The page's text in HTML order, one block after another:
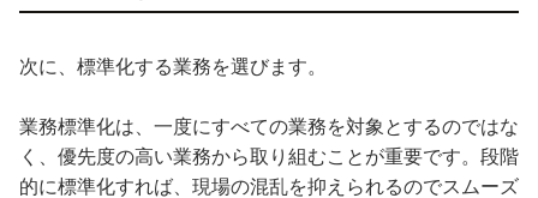
次に、標準化する業務を選びます。
業務標準化は、一度にすべての業務を対象とするのではな
く、優先度の高い業務から取り組むことが重要です。段階
的に標準化すれば、現場の混乱を抑えられるのでスムーズ